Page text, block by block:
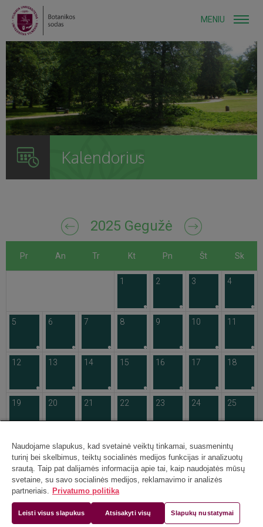
MENIU
Kalendorius
2025 Gegužė
Pr An Tr Kt Pn Št Sk
1 2 3 4
5 6 7 8 9 10 11
12 13 14 15 16 17 18
19 20 21 22 23 24 25
26 27 28 29 30 31
Naudojame slapukus, kad svetainė veiktų tinkamai, suasmenintų
turinį bei skelbimus, teiktų socialinės medijos funkcijas ir analizuotų
srautą. Taip pat dalijamės informacija apie tai, kaip naudojatės mūsų
svetaine, su savo socialinės medijos, reklamavimo ir analizės
partneriais. Privatumo politika
Leisti visus slapukus Atsisakyti visų Slapukų nustatymai